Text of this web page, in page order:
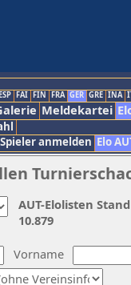
FAI FIN FRA GER GRE INA
Meldekartei
Spieler anmelden Elo
Vorname
AUT-Elolisten
10.879